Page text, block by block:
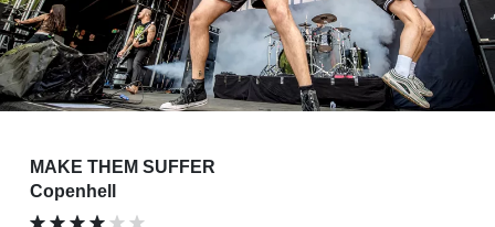
MAKE THEM SUFFER
Copenhell